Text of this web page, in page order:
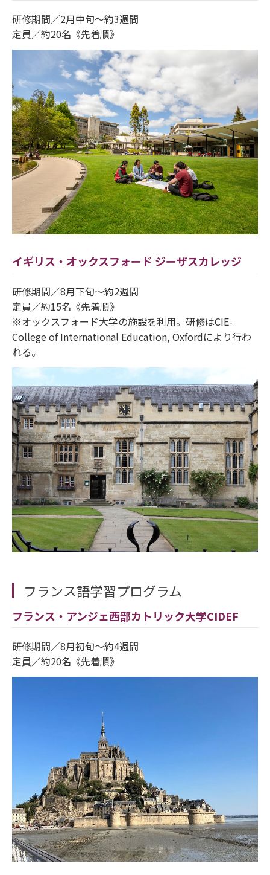
研修期間／2月中旬～約3週間
定員／約20名《先着順》
イギリス・オックスフォード ジーザスカレッジ
研修期間／8月下旬～約2週間
定員／約15名《先着順》
※オックスフォード大学の施設を利用。研修はCIE-
College of International Education, Oxfordにより行わ
れる。
フランス語学習プログラム
フランス・アンジェ西部カトリック大学CIDEF
研修期間／8月初旬～約4週間
定員／約20名《先着順》